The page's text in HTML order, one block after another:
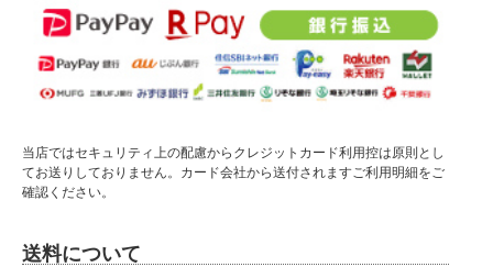
当店ではセキュリティ上の配慮からクレジットカード利用控は原則とし
てお送りしておりません。カード会社から送付されますご利用明細をご
確認ください。
送料について